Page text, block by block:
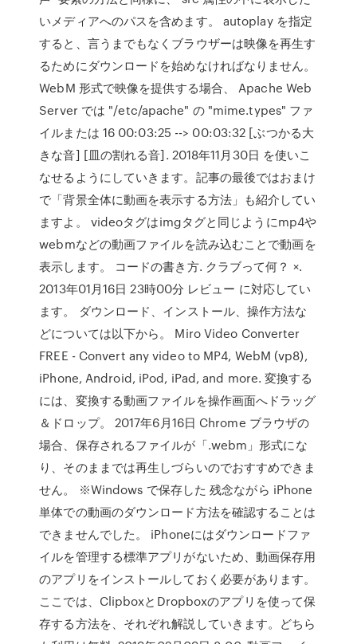
いメディアへのパスを含めます。 autoplay を指定
すると、言うまでもなくブラウザーは映像を再生す
るためにダウンロードを始めなければなりません。
WebM 形式で映像を提供する場合、 Apache Web
Server では "/etc/apache" の "mime.types" ファ
イルまたは 16 00:03:25 --> 00:03:32 [ぶつかる大
きな音] [皿の割れる音]. 2018年11月30日 を使いこ
なせるようにしていきます。記事の最後ではおまけ
で「背景全体に動画を表示する方法」も紹介してい
ますよ。 videoタグはimgタグと同じようにmp4や
webmなどの動画ファイルを読み込むことで動画を
表示します。 コードの書き方. クラブって何？ ×.
2013年01月16日 23時00分 レビュー に対応してい
ます。 ダウンロード、インストール、操作方法な
どについては以下から。 Miro Video Converter
FREE - Convert any video to MP4, WebM (vp8),
iPhone, Android, iPod, iPad, and more. 変換する
には、変換する動画ファイルを操作画面へドラッグ
＆ドロップ。 2017年6月16日 Chrome ブラウザの
場合、保存されるファイルが「.webm」形式にな
り、そのままでは再生しづらいのでおすすめできま
せん。 ※Windows で保存した 残念ながら iPhone
単体での動画のダウンロード方法を確認することは
できませんでした。 iPhoneにはダウンロードファ
イルを管理する標準アプリがないため、動画保存用
のアプリをインストールしておく必要があります。
ここでは、ClipboxとDropboxのアプリを使って保
存する方法を、それぞれ解説していきます。どちら